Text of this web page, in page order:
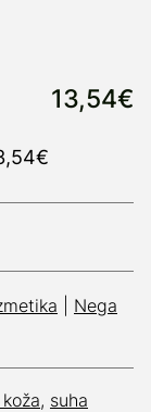
13,54€
Nega
, suha